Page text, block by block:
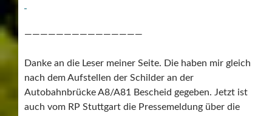
———————————————
Danke an die Leser meiner Seite. Die haben mir gleich
nach dem Aufstellen der Schilder an der
Autobahnbrücke A8/A81 Bescheid gegeben. Jetzt ist
auch vom RP Stuttgart die Pressemeldung über die